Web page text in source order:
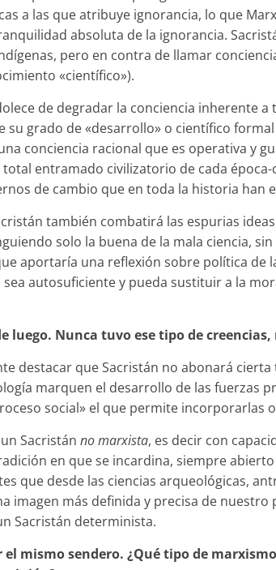
a las que atribuye ignorancia, lo que
absoluta de la ignorancia.
pero en contra de llamar
«científico»).
de degradar la conciencia inherente
su grado de «desarrollo» o científico
conciencia racional que es operativa y
entramado civilizatorio de cada época-
de cambio que en toda la historia han
también combatirá las espurias
solo la buena de la mala ciencia,
aportaría una reflexión sobre política de
sea autosuficiente y pueda sustituir a la
luego. Nunca tuvo ese tipo de
destacar que Sacristán no abonará
marquen el desarrollo de las fuerzas
social» el que permite incorporarlas
Sacristán no marxista, es decir con
en que se incardina, siempre
que desde las ciencias arqueológicas,
imagen más definida y precisa de
Sacristán determinista.
mismo sendero. ¿Qué tipo de